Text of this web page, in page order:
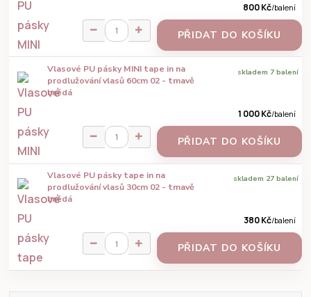
800 Kč/balení
PŘIDAT DO KOŠÍKU
Vlasové PU pásky MINI tape in na
prodlužování vlasů 60cm 02 - tmavě
hnědá
1 000 Kč/balení
skladem 7 balení
PŘIDAT DO KOŠÍKU
Vlasové PU pásky tape in na
prodlužování vlasů 30cm 02 - tmavě
hnědá
380 Kč/balení
skladem 27 balení
PŘIDAT DO KOŠÍKU